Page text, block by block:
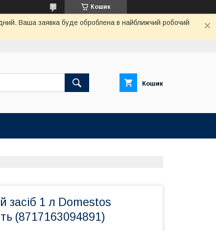
Кошик
Ваша заявка буде оброблена в найближчий робочий
Кошик
засіб 1 л Domestos
(8717163094891)